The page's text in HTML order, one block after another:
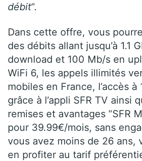
débit“.
Dans cette offre, vous
des débits allant jusqu’à 1.1
download et 100 Mb/s en
WiFi 6, les appels illimités
mobiles en France, l’accès à
grâce à l’appli SFR TV ainsi
remises et avantages “SFR
pour 39.99€/mois, sans
vous avez moins de 26 ans,
en profiter au tarif